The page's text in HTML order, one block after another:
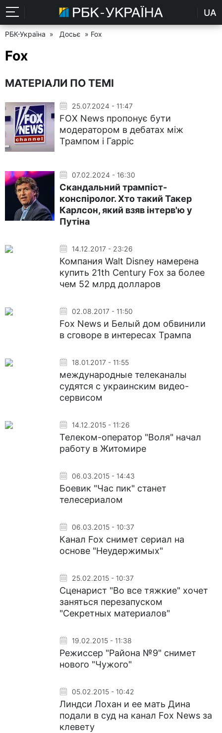
UA
РБК-Україна » Досьє » Fox
Fox
МАТЕРІАЛИ ПО ТЕМІ
25.07.2024 - 11:47
FOX News пропонує бути
модератором в дебатах між
Трампом і Гарріс
07.02.2024 - 16:30
Скандальний трампіст-
конспіролог. Хто такий Такер
Карлсон, який взяв інтерв'ю у
Путіна
14.12.2017 - 23:26
Компания Walt Disney намерена
купить 21th Century Fox за более
чем 52 млрд долларов
02.08.2017 - 11:50
Fox News и Белый дом обвинили
в сговоре в интересах Трампа
18.01.2017 - 11:55
международные телеканалы
судятся с украинским видео-
сервисом
14.12.2015 - 11:26
Телеком-оператор "Воля" начал
работу в Житомире
06.03.2015 - 14:43
Боевик "Час пик" станет
телесериалом
06.03.2015 - 10:37
Канал Fox снимет сериал на
основе "Неудержимых"
25.02.2015 - 10:37
Сценарист "Во все тяжкие" хочет
заняться перезапуском
"Секретных материалов"
19.02.2015 - 11:38
Режиссер "Района №9" снимет
нового "Чужого"
05.02.2015 - 10:42
Линдси Лохан и ее мать Дина
подали в суд на канал Fox News за
клевету